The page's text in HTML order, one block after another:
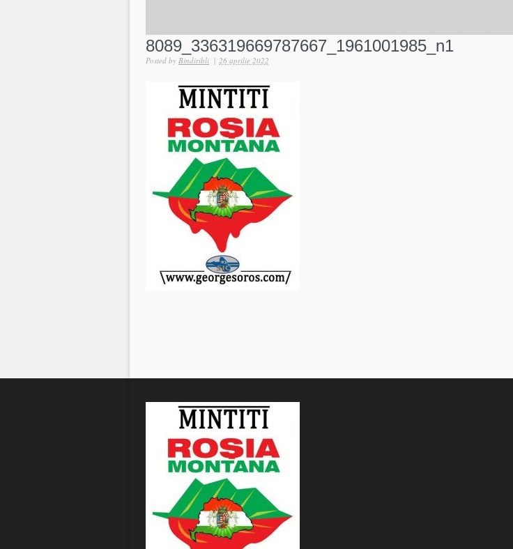
8089_336319669787667_1961001985_n1
Posted by Bindiribli | 26 aprilie 2022